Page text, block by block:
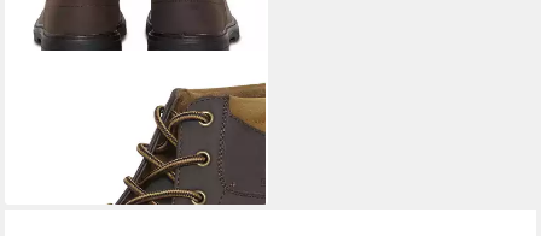
BHFootwear
Schnürboots Schnürboots
64,99 €